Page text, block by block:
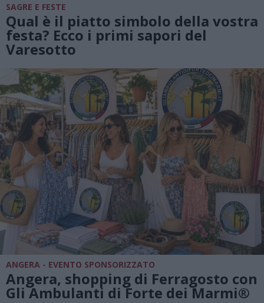
SAGRE E FESTE
Qual è il piatto simbolo della vostra
festa? Ecco i primi sapori del
Varesotto
ANGERA - EVENTO SPONSORIZZATO
Angera, shopping di Ferragosto con
Gli Ambulanti di Forte dei Marmi®